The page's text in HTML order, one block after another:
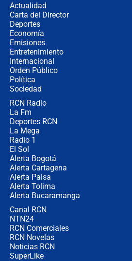
Actualidad
Carta del Director
Deportes
Economía
Emisiones
Entretenimiento
Internacional
Orden Público
Política
Sociedad
RCN Radio
La Fm
Deportes RCN
La Mega
Radio 1
El Sol
Alerta Bogotá
Alerta Cartagena
Alerta Paisa
Alerta Tolima
Alerta Bucaramanga
Canal RCN
NTN24
RCN Comerciales
RCN Novelas
Noticias RCN
SuperLike